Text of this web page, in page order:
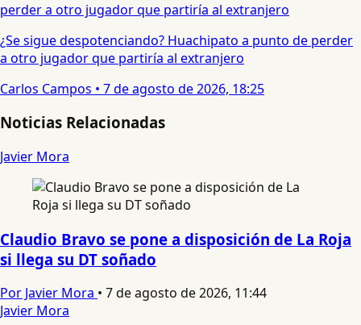
¿Se sigue despotenciando? Huachipato a punto de perder
a otro jugador que partiría al extranjero
Carlos Campos • 7 de agosto de 2026, 18:25
Noticias Relacionadas
Javier Mora
Claudio Bravo se pone a disposición de La Roja
si llega su DT soñado
Por Javier Mora • 7 de agosto de 2026, 11:44
Javier Mora